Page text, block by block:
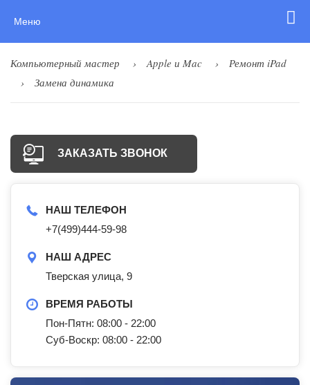
Меню
Компьютерный мастер Apple и Mac
Ремонт iPad
Замена динамика
ЗАКАЗАТЬ ЗВОНОК
НАШ ТЕЛЕФОН
+7(499)444-59-98
НАШ АДРЕС
Тверская улица, 9
ВРЕМЯ РАБОТЫ
Пон-Пятн: 08:00 - 22:00
Суб-Воскр: 08:00 - 22:00